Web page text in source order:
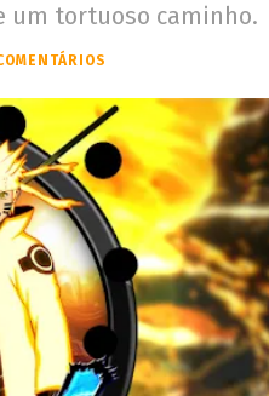
um tortuoso caminho.